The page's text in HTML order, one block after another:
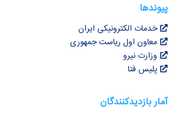
پیوندها
خدمات الکترونیکی ایران
معاون اول ریاست جمهوری
وزارت نیرو
پلیس فتا
آمار بازدیدکنندگان